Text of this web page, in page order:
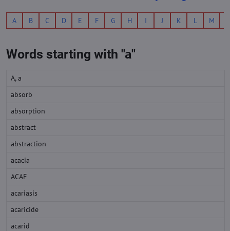
A B C D E F G H I J K L M
Words starting with "a"
A, a
absorb
absorption
abstract
abstraction
acacia
ACAF
acariasis
acaricide
acarid